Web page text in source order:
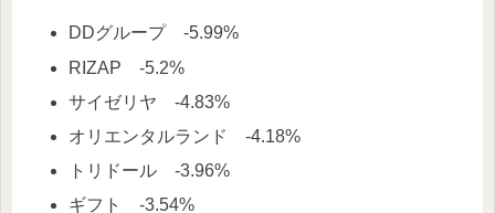
DDグループ -5.99%
RIZAP -5.2%
サイゼリヤ -4.83%
オリエンタルランド -4.18%
トリドール -3.96%
ギフト -3.54%